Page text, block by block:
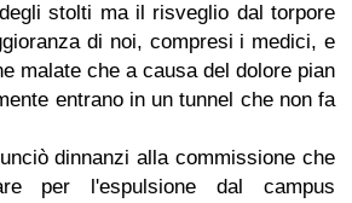
stolti ma il risveglio dal torpore
di noi, compresi i medici, e
malate che a causa del dolore pian
entrano in un tunnel che non fa
dinnanzi alla commissione che
per l'espulsione dal campus